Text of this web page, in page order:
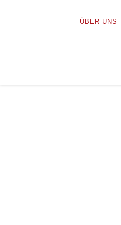
ÜBER UNS